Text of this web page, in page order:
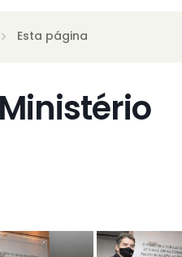
Esta página